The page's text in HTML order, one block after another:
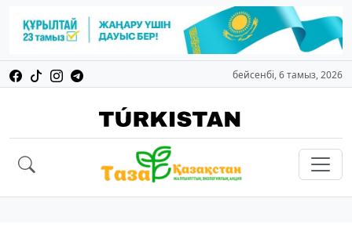
бейсенбі, 6 тамыз, 2026